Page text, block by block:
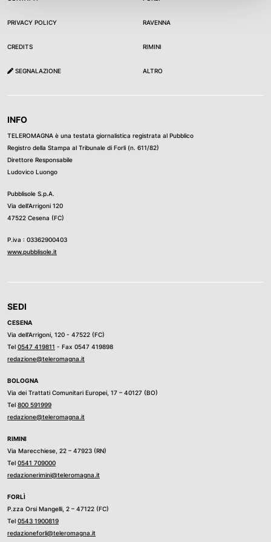
PRIVACY POLICY
CREDITS
SEGNALAZIONE
RAVENNA
RIMINI
ALTRO
INFO
TELEROMAGNA è una testata giornalistica registrata al Pubblico
Registro della Stampa al Tribunale di Forli (n. 611/82)
Direttore Responsabile
Ludovico Luongo
Pubblisole S.p.A.
Via dell’Arrigoni 120
47522 Cesena (FC)
P.iva : 03362900403
www.pubblisole.it
SEDI
CESENA
Via dell’Arrigoni, 120 - 47522 (FC)
Tel 0547 419811 - Fax 0547 419898
redazione@teleromagna.it
BOLOGNA
Via dei Trattati Comunitari Europei, 17 – 40127 (BO)
Tel 800 591999
redazione@teleromagna.it
RIMINI
Via Marecchiese, 22 – 47923 (RN)
Tel 0541 709000
redazionerimini@teleromagna.it
FORLÌ
P.zza Orsi Mangelli, 2 – 47122 (FC)
Tel 0543 1900819
redazioneforli@teleromagna.it